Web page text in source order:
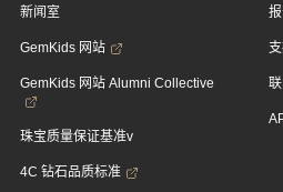
新闻室
GemKids 网站
GemKids 网站 Alumni Collective
珠宝质量保证基准v
4C 钻石品质标准
联